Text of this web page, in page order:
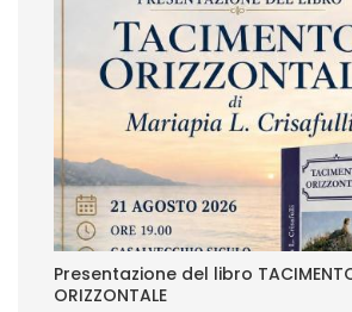
Presentazione del libro
ORIZZONTALE